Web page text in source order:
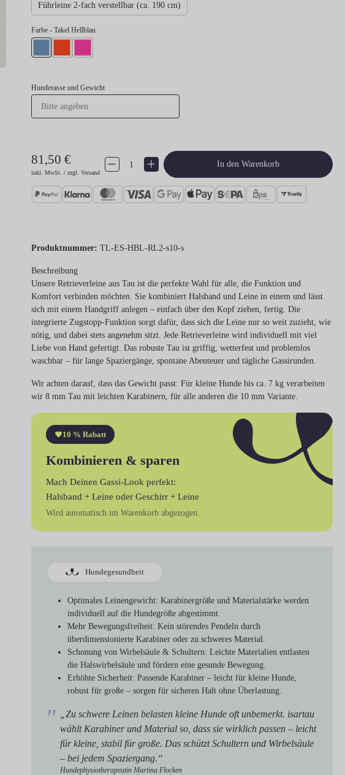
Führleine 2-fach verstellbar (ca. 190 cm)
Farbe - Takel Hellblau
Hunderasse und Gewicht
81,50 €
inkl. MwSt. / zzgl. Versand
Produkt Anzahl: Gib den gewünschten Wert ein oder benutze die Schaltflächen
In den Warenkorb
Produktnummer: TL-ES-HBL-RL2-s10-s
Beschreibung
Unsere Retrieverleine aus Tau ist die perfekte Wahl für alle, die Funktion und
Komfort verbinden möchten. Sie kombiniert Halsband und Leine in einem und lässt
sich mit einem Handgriff anlegen – einfach über den Kopf ziehen, fertig. Die
integrierte Zugstopp-Funktion sorgt dafür, dass sich die Leine nur so weit zuzieht, wie
nötig, und dabei stets angenehm sitzt. Jede Retrieverleine wird individuell mit viel
Liebe von Hand gefertigt. Das robuste Tau ist griffig, wetterfest und problemlos
waschbar – für lange Spaziergänge, spontane Abenteuer und tägliche Gassirunden.
Wir achten darauf, dass das Gewicht passt: Für kleine Hunde bis ca. 7 kg verarbeiten
wir 8 mm Tau mit leichten Karabinern, für alle anderen die 10 mm Variante.
10 % Rabatt
Kombinieren & sparen
Mach Deinen Gassi-Look perfekt:
Halsband + Leine oder Geschirr + Leine
Wird automatisch im Warenkorb abgezogen.
Hundegesundheit
Optimales Leinengewicht: Karabinergröße und Materialstärke werden
individuell auf die Hundegröße abgestimmt.
Mehr Bewegungsfreiheit: Kein störendes Pendeln durch
überdimensionierte Karabiner oder zu schweres Material.
Schonung von Wirbelsäule & Schultern: Leichte Materialien entlasten
die Halswirbelsäule und fördern eine gesunde Bewegung.
Erhöhte Sicherheit: Passende Karabiner – leicht für kleine Hunde,
robust für große – sorgen für sicheren Halt ohne Überlastung.
„Zu schwere Leinen belasten kleine Hunde oft unbemerkt. isartau
wählt Karabiner und Material so, dass sie wirklich passen – leicht
für kleine, stabil für große. Das schützt Schultern und Wirbelsäule
– bei jedem Spaziergang.“
Hundephysiotherapeutin Martina Flocken